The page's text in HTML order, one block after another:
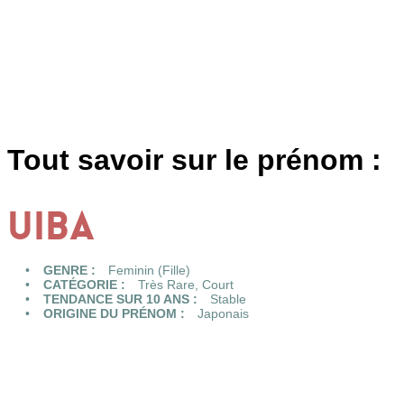
Tout savoir sur le prénom :
UIBA
GENRE :
Feminin (Fille)
CATÉGORIE :
Très Rare Court
TENDANCE SUR 10 ANS :
Stable
ORIGINE DU PRÉNOM :
Japonais